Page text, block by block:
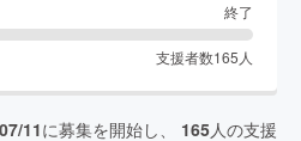
終了
支援者数165 人
11に募集を開始し、 165人の支援